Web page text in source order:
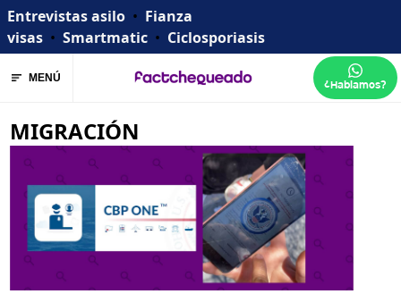
Entrevistas asilo • Fianza
visas • Smartmatic • Ciclosporiasis
MENÚ ¿Hablamos?
MIGRACIÓN